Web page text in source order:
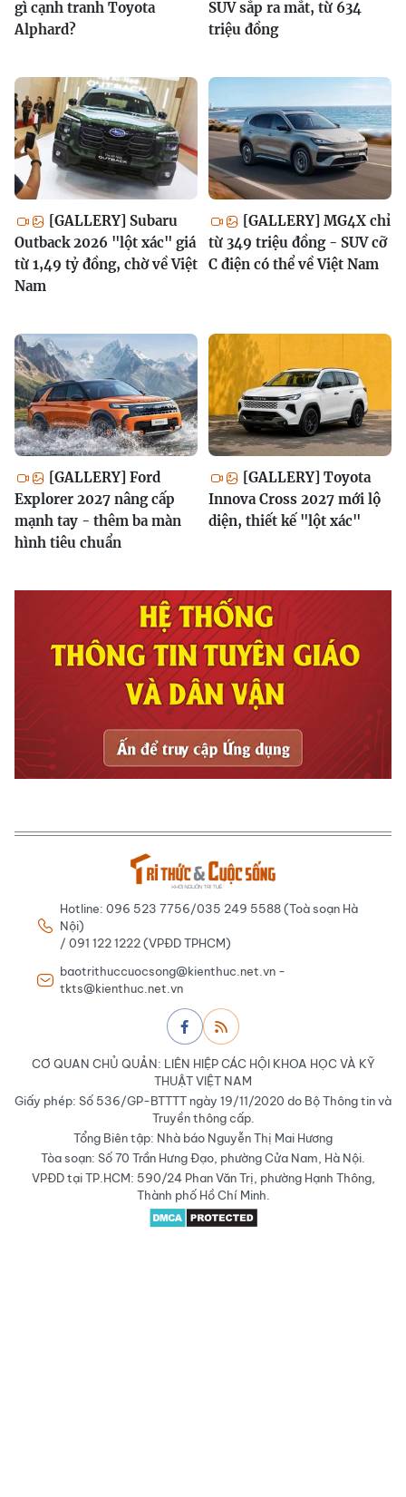
gì cạnh tranh Toyota
Alphard?
SUV sắp ra mắt, từ 634
triệu đồng
[GALLERY] Subaru
Outback 2026 "lột xác" giá
từ 1,49 tỷ đồng, chờ về Việt
Nam
[GALLERY] MG4X chỉ
từ 349 triệu đồng - SUV cỡ
C điện có thể về Việt Nam
[GALLERY] Ford
Explorer 2027 nâng cấp
mạnh tay - thêm ba màn
hình tiêu chuẩn
[GALLERY] Toyota
Innova Cross 2027 mới lộ
diện, thiết kế "lột xác"
Hotline: 096 523 7756/035 249 5588 (Toà soạn Hà
Nội)
/ 091 122 1222 (VPĐD TPHCM)
baotrithuccuocsong@kienthuc.net.vn -
tkts@kienthuc.net.vn
CƠ QUAN CHỦ QUẢN: LIÊN HIỆP CÁC HỘI KHOA HỌC VÀ KỸ
THUẬT VIỆT NAM
Giấy phép: Số 536/GP-BTTTT ngày 19/11/2020 do Bộ Thông tin và
Truyền thông cấp.
Tổng Biên tập: Nhà báo Nguyễn Thị Mai Hương
Tòa soạn: Số 70 Trần Hưng Đạo, phường Cửa Nam, Hà Nội.
VPĐD tại TP.HCM: 590/24 Phan Văn Trị, phường Hạnh Thông,
Thành phố Hồ Chí Minh.